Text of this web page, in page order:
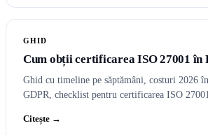
GHID
Cum obții certificarea ISO 27001 în
Ghid cu timeline pe săptămâni, costuri 2026
GDPR, checklist pentru certificarea ISO
Citește →